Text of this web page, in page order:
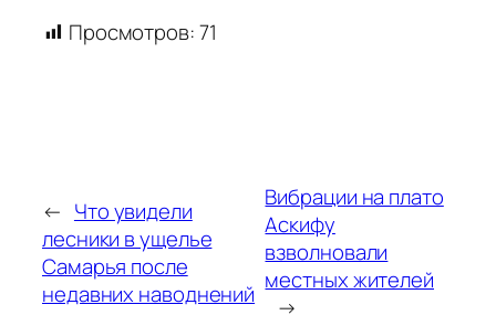
Просмотров:71
← Что увидели
лесники в ущелье
Самарья после
недавних наводнений
Вибрации на плато
Аскифу
взволновали
местных жителей
→